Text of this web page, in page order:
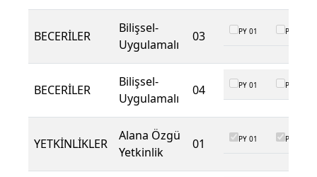
BECERİLER
Bilişsel-
Uygulamalı
03 PY 01 PY 02
BECERİLER
Bilişsel-
Uygulamalı
04 PY 01 PY 02
YETKİNLİKLER
Alana Özgü
Yetkinlik
01 PY 01 PY 02